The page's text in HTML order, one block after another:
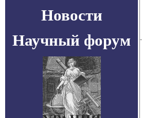
Новости
Научный форум